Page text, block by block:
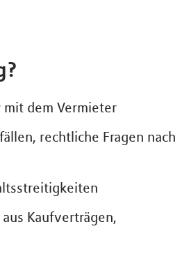
dem Vermieter
rechtliche Fragen nach
Kaufverträgen,